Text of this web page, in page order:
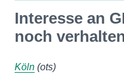
Interesse an
noch
Köln (ots)